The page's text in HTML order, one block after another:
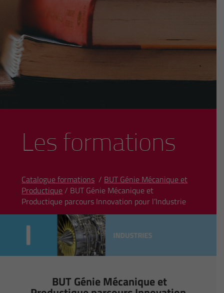
Les formations
Catalogue formations / BUT Génie Mécanique et
Productique/ BUT Génie Mécanique et
Productique parcours Innovation pour l’Industrie
BUT Génie Mécanique et